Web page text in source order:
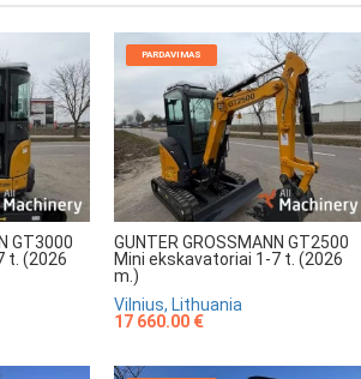
GT3000
t. (2026
PARDAVIMAS
GUNTER GROSSMANN GT2500
Mini ekskavatoriai 1-7 t. (2026
m.)
Vilnius, Lithuania
17 660.00 €